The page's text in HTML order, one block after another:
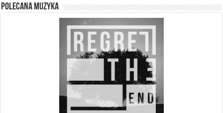
Polecana muzyka